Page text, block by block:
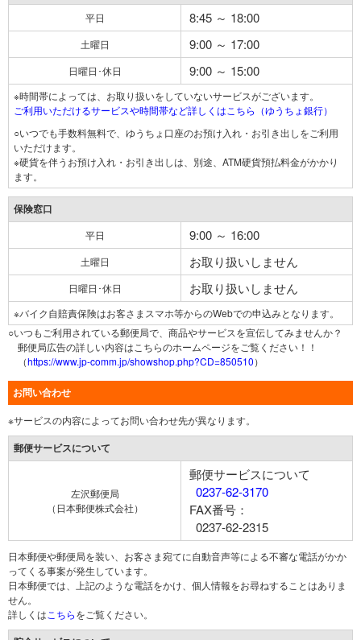
平日 8:45 ～ 18:00
土曜日 9:00 ～ 17:00
日曜日･休日 9:00 ～ 15:00
※時間帯によっては、お取り扱いをしていないサービスがございます。
ご利用いただけるサービスや時間帯など詳しくはこちら（ゆうちょ銀行）
○いつでも手数料無料で、ゆうちょ口座のお預け入れ・お引き出しをご利用
いただけます。
※硬貨を伴うお預け入れ・お引き出しは、別途、ATM硬貨預払料金がかかり
ます。
保険窓口
平日 9:00 ～ 16:00
土曜日 お取り扱いしません
日曜日･休日 お取り扱いしません
※バイク自賠責保険はお客さまスマホ等からのWebでの申込みとなります。
○いつもご利用されている郵便局で、商品やサービスを宣伝してみませんか？
郵便局広告の詳しい内容はこちらのホームページをご覧ください！！
（https://www.jp-comm.jp/showshop.php?CD=850510）
お問い合わせ
※サービスの内容によってお問い合わせ先が異なります。
郵便サービスについて
左沢郵便局
（日本郵便株式会社）
郵便サービスについて
0237-62-3170
FAX番号：
0237-62-2315
日本郵便や郵便局を装い、お客さま宛てに自動音声等による不審な電話がかか
ってくる事案が発生しています。
日本郵便では、上記のような電話をかけ、個人情報をお尋ねすることはありま
せん。
詳しくは こちらをご覧ください。